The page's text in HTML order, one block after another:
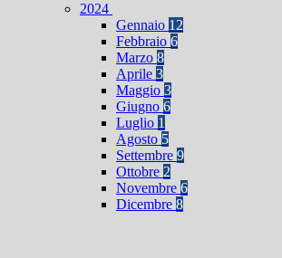
2024
Gennaio 12
Febbraio 6
Marzo 8
Aprile 3
Maggio 3
Giugno 6
Luglio 1
Agosto 5
Settembre 9
Ottobre 2
Novembre 6
Dicembre 8